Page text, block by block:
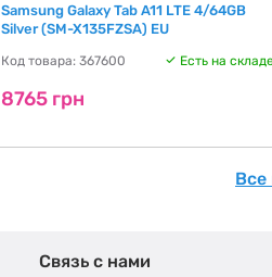
Samsung Galaxy Tab A11 LTE 4/64GB
Silver (SM-X135FZSA) EU
Код товара: 367600 Есть на
8765 грн
Все
Связь с нами